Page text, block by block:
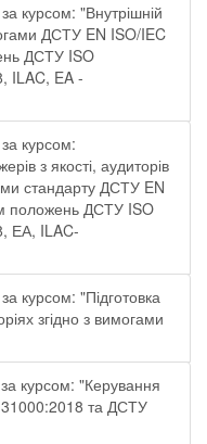
курсом: "Внутрішній
ДСТУ EN ISO/IEC
ДСТУ ISO
ILAC, EA -
курсом:
з якості, аудиторів
стандарту ДСТУ EN
положень ДСТУ ISO
ЕА, ILAC-
курсом: "Підготовка
згідно з вимогами
курсом: "Керування
31000:2018 та ДСТУ